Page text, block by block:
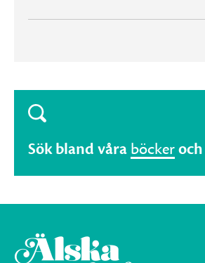
Sök bland våra böckeroch